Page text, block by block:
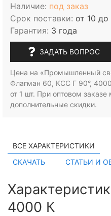
Наличие: под заказ
Срок поставки: от 10
Гарантия: 3 года
ЗАДАТЬ ВОПРОС
Цена на «Промышленный
Флагман 60, КСС Г 90°,
от 1 шт. При оптовом заказе
дополнительные скидки.
ВСЕ ХАРАКТЕРИСТИКИ
СКАЧАТЬ
СТАТЬИ И
4000 К